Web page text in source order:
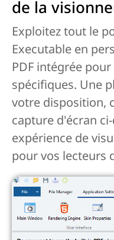
de la
Exploitez tout le
Executable en
PDF intégrée
spécifiques. Une
votre disposition,
capture d'écran
expérience de
pour vos lecteurs